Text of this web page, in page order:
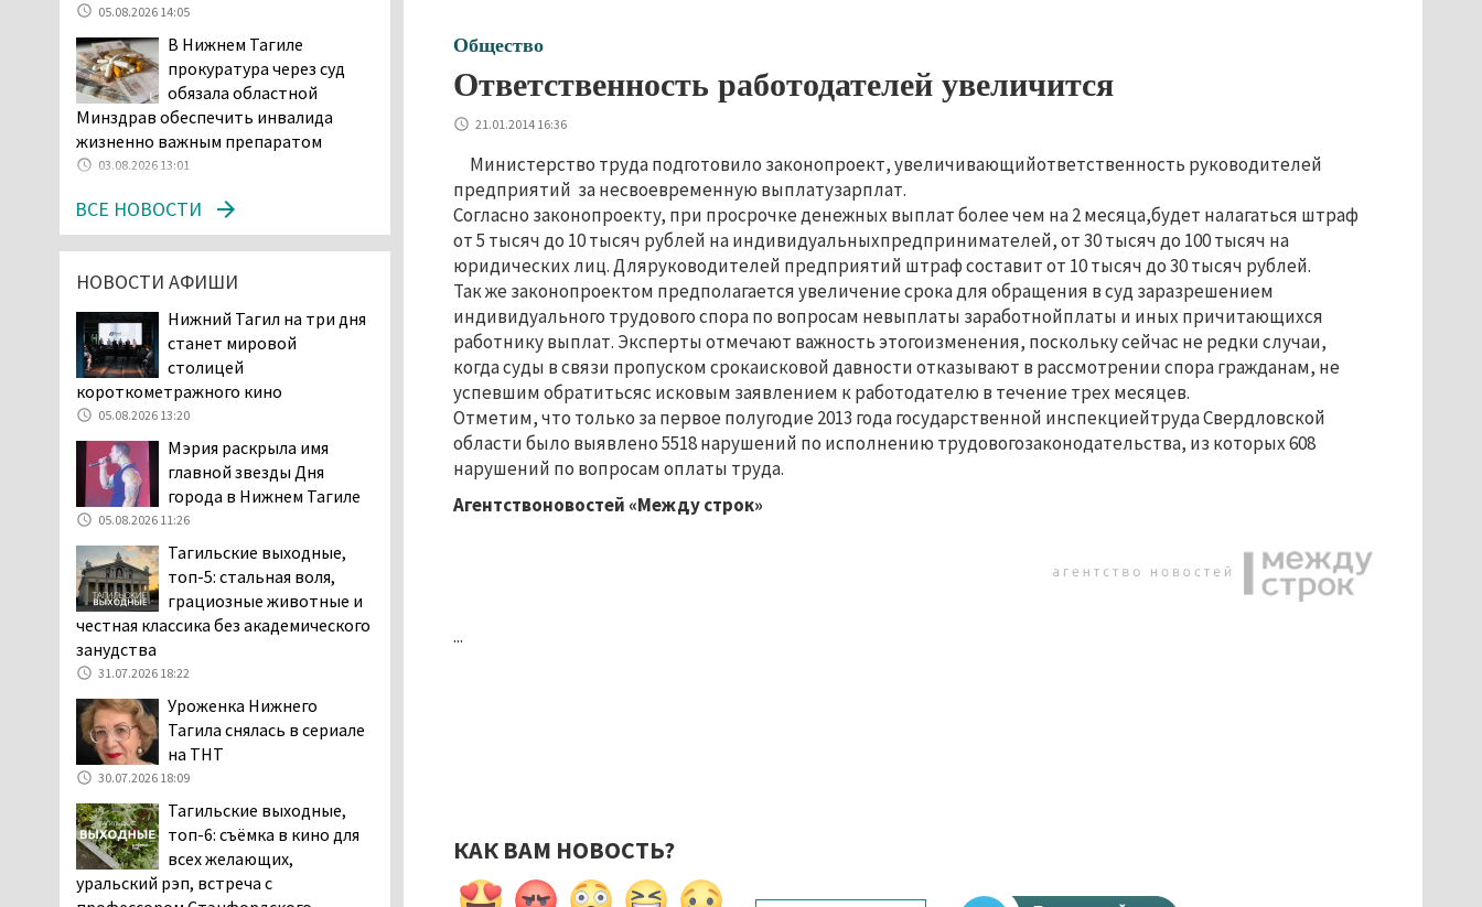
Общество
Ответственность работодателей увеличится
21.01.2014 16:36
Министерство труда подготовило законопроект, увеличивающийответственность руководителей
предприятий за несвоевременную выплатузарплат.
Согласно законопроекту, при просрочке денежных выплат более чем на 2 месяца,будет налагаться штраф
от 5 тысяч до 10 тысяч рублей на индивидуальныхпредпринимателей, от 30 тысяч до 100 тысяч на
юридических лиц. Дляруководителей предприятий штраф составит от 10 тысяч до 30 тысяч рублей.
Так же законопроектом предполагается увеличение срока для обращения в суд заразрешением
индивидуального трудового спора по вопросам невыплаты заработнойплаты и иных причитающихся
работнику выплат. Эксперты отмечают важность этогоизменения, поскольку сейчас не редки случаи,
когда суды в связи пропуском срокаисковой давности отказывают в рассмотрении спора гражданам, не
успевшим обратитьсяс исковым заявлением к работодателю в течение трех месяцев.
Отметим, что только за первое полугодие 2013 года государственной инспекциейтруда Свердловской
области было выявлено 5518 нарушений по исполнению трудовогозаконодательства, из которых 608
нарушений по вопросам оплаты труда.
Агентствоновостей «Между строк»
...
КАК ВАМ НОВОСТЬ?
Уральского депутата
Госдумы Ильтякова,
назвавшего незамужних
женщин неполноценными людьми, а
неженатых мужчин — инвалидами,
проверит прокуратура (ВИДЕО)
05.08.2026 14:40
На водоёмах
Свердловской области с
начала купального сезона
погиб 21 человек
Нижний Тагил на три дня
станет мировой
столицей
короткометражного кино
Мэрия раскрыла имя
главной звезды Дня
города в Нижнем Тагиле
В Нижнем Тагиле
разыскивают 45-летнего
Виталия Говорухина
05.08.2026 11:10
Во втором квартале
мошенники украли у
клиентов российских банков 7,4 млрд
рублей
Жителей центра Нижнего
Тагила напугала система
оповещения о
заложенной бомбе
05.08.2026 14:05
В Нижнем Тагиле
прокуратура через суд
обязала областной
Минздрав обеспечить инвалида
жизненно важным препаратом
03.08.2026 13:01
ВСЕ НОВОСТИ
НОВОСТИ АФИШИ
Нижний Тагил на три дня
станет мировой
столицей
короткометражного кино
05.08.2026 13:20
Мэрия раскрыла имя
главной звезды Дня
города в Нижнем Тагиле
05.08.2026 11:26
Тагильские выходные,
топ-5: стальная воля,
грациозные животные и
честная классика без академического
занудства
31.07.2026 18:22
Уроженка Нижнего
Тагила снялась в сериале
на ТНТ
30.07.2026 18:09
Тагильские выходные,
топ-6: съёмка в кино для
всех желающих,
уральский рэп, встреча с